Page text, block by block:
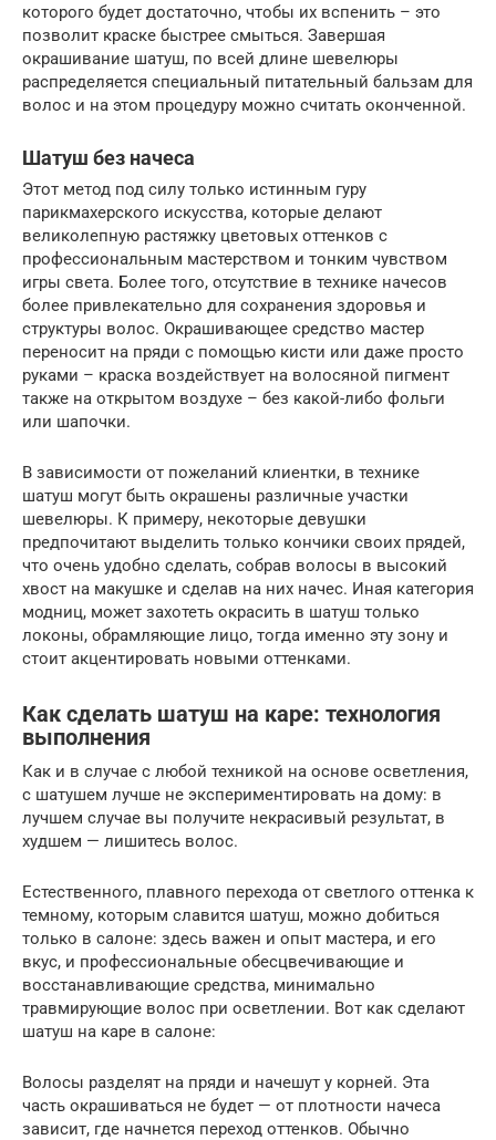
которого будет достаточно, чтобы их вспенить – это
позволит краске быстрее смыться. Завершая
окрашивание шатуш, по всей длине шевелюры
распределяется специальный питательный бальзам для
волос и на этом процедуру можно считать оконченной.
Шатуш без начеса
Этот метод под силу только истинным гуру
парикмахерского искусства, которые делают
великолепную растяжку цветовых оттенков с
профессиональным мастерством и тонким чувством
игры света. Более того, отсутствие в технике начесов
более привлекательно для сохранения здоровья и
структуры волос. Окрашивающее средство мастер
переносит на пряди с помощью кисти или даже просто
руками – краска воздействует на волосяной пигмент
также на открытом воздухе – без какой-либо фольги
или шапочки.
В зависимости от пожеланий клиентки, в технике
шатуш могут быть окрашены различные участки
шевелюры. К примеру, некоторые девушки
предпочитают выделить только кончики своих прядей,
что очень удобно сделать, собрав волосы в высокий
хвост на макушке и сделав на них начес. Иная категория
модниц, может захотеть окрасить в шатуш только
локоны, обрамляющие лицо, тогда именно эту зону и
стоит акцентировать новыми оттенками.
Как сделать шатуш на каре: технология
выполнения
Как и в случае с любой техникой на основе осветления,
с шатушем лучше не экспериментировать на дому: в
лучшем случае вы получите некрасивый результат, в
худшем — лишитесь волос.
Естественного, плавного перехода от светлого оттенка к
темному, которым славится шатуш, можно добиться
только в салоне: здесь важен и опыт мастера, и его
вкус, и профессиональные обесцвечивающие и
восстанавливающие средства, минимально
травмирующие волос при осветлении. Вот как сделают
шатуш на каре в салоне:
Волосы разделят на пряди и начешут у корней. Эта
часть окрашиваться не будет — от плотности начеса
зависит, где начнется переход оттенков. Обычно